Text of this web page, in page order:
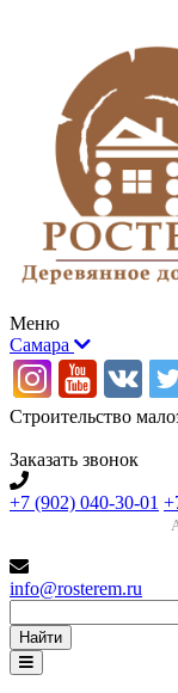
Меню
Самара
Строительство
Заказать звонок
+7 (902) 040-30-01
info@rosterem.ru
Найти